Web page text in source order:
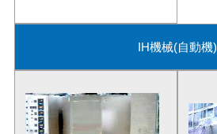
IH機械(自動機)